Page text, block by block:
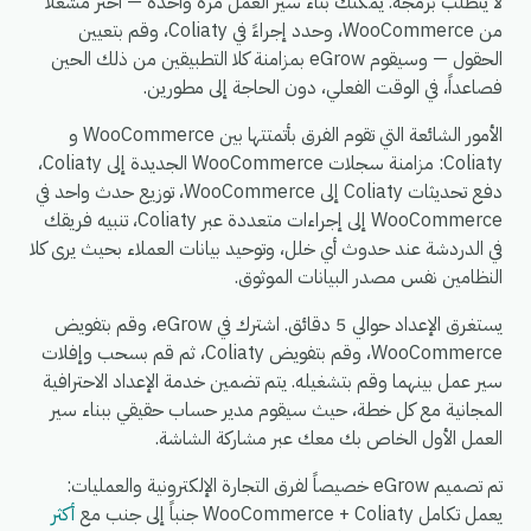
من WooCommerce، وحدد إجراءً في Coliaty، وقم بتعيين
الحقول — وسيقوم eGrow بمزامنة كلا التطبيقين من ذلك الحين
فصاعداً، في الوقت الفعلي، دون الحاجة إلى مطورين.
الأمور الشائعة التي تقوم الفرق بأتمتتها بين WooCommerce و
Coliaty: مزامنة سجلات WooCommerce الجديدة إلى Coliaty،
دفع تحديثات Coliaty إلى WooCommerce، توزيع حدث واحد في
WooCommerce إلى إجراءات متعددة عبر Coliaty، تنبيه فريقك
في الدردشة عند حدوث أي خلل، وتوحيد بيانات العملاء بحيث يرى كلا
النظامين نفس مصدر البيانات الموثوق.
يستغرق الإعداد حوالي 5 دقائق. اشترك في eGrow، وقم بتفويض
WooCommerce، وقم بتفويض Coliaty، ثم قم بسحب وإفلات
سير عمل بينهما وقم بتشغيله. يتم تضمين خدمة الإعداد الاحترافية
المجانية مع كل خطة، حيث سيقوم مدير حساب حقيقي ببناء سير
العمل الأول الخاص بك معك عبر مشاركة الشاشة.
تم تصميم eGrow خصيصاً لفرق التجارة الإلكترونية والعمليات:
يعمل تكامل WooCommerce + Coliaty جنباً إلى جنب مع
أكثر